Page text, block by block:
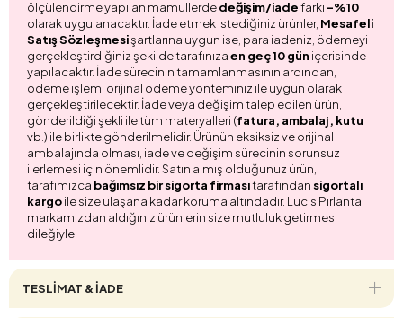
ölçülendirme yapılan mamullerdedeğişim/iadefarkı -%10
olarak uygulanacaktır. İade etmek istediğiniz ürünler, Mesafeli
Satış Sözleşmesişartlarına uygun ise, para iadeniz, ödemeyi
gerçekleştirdiğiniz şekilde tarafınızaen geç 10 gün içerisinde
yapılacaktır. İade sürecinin tamamlanmasının ardından,
ödeme işlemi orijinal ödeme yönteminiz ile uygun olarak
gerçekleştirilecektir. İade veya değişim talep edilen ürün,
gönderildiği şekli ile tüm materyalleri (fatura, ambalaj, kutu
vb.) ile birlikte gönderilmelidir. Ürünün eksiksiz ve orijinal
ambalajında olması, iade ve değişim sürecinin sorunsuz
ilerlemesi için önemlidir. Satın almış olduğunuz ürün,
tarafımızca bağımsız bir sigorta firmasıtarafından sigortalı
kargoile size ulaşana kadar koruma altındadır. Lucis Pırlanta
markamızdan aldığınız ürünlerin size mutluluk getirmesi
dileğiyle
TESLİMAT & İADE